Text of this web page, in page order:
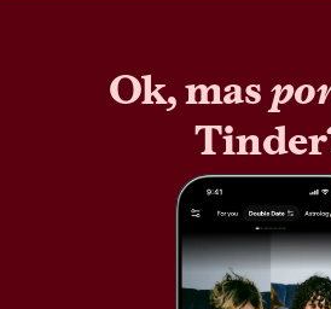
Ok, mas